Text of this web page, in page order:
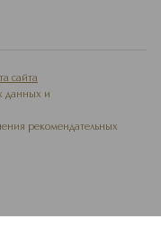
сайта
данных и
рекомендательных